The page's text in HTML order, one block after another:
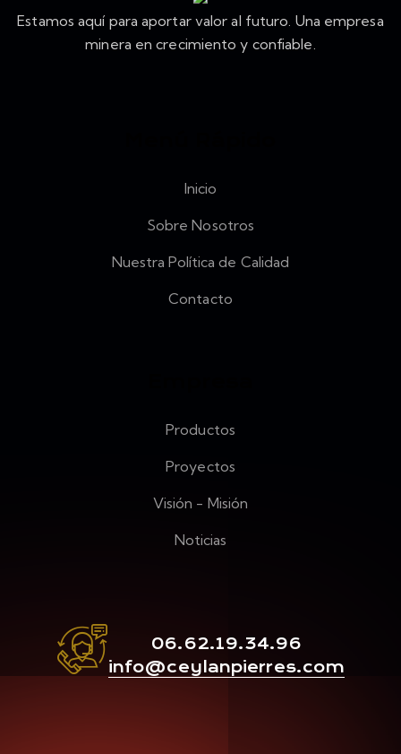
Estamos aquí para aportar valor al futuro. Una empresa
minera en crecimiento y confiable.
Inicio
Sobre Nosotros
Nuestra Política de Calidad
Contacto
Productos
Proyectos
Visión - Misión
Noticias
06.62.19.34.96
info@ceylanpierres.com